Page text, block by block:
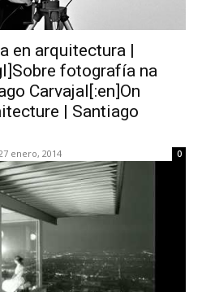
en arquitectura |
fotografía na
Carvajal[:en]On
| Santiago
enero, 2014 0